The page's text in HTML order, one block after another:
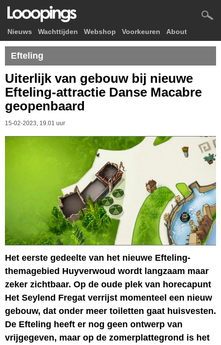
Nieuws Wachttijden Webshop Voorkeuren About
Efteling
Uiterlijk van gebouw bij nieuwe
Efteling-attractie Danse Macabre
geopenbaard
15-02-2023, 19.01 uur
Het eerste gedeelte van het nieuwe Efteling-
themagebied Huyverwoud wordt langzaam maar
zeker zichtbaar. Op de oude plek van horecapunt
Het Seylend Fregat verrijst momenteel een nieuw
gebouw, dat onder meer toiletten gaat huisvesten.
De Efteling heeft er nog geen ontwerp van
vrijgegeven, maar op de zomerplattegrond is het